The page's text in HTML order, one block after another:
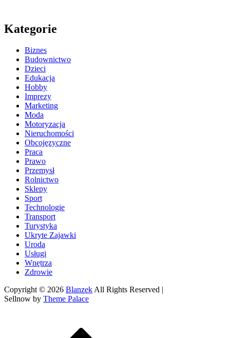
Kategorie
Biznes
Budownictwo
Dzieci
Edukacja
Hobby
Imprezy
Marketing
Moda
Motoryzacja
Nieruchomości
Obcojęzyczne
Praca
Prawo
Przemysł
Rolnictwo
Sklepy
Sport
Technologie
Transport
Turystyka
Ukryte Zajawki
Uroda
Usługi
Wnętrza
Zdrowie
Copyright © 2026 BlanzekAll Rights Reserved |
Sellnow by Theme Palace